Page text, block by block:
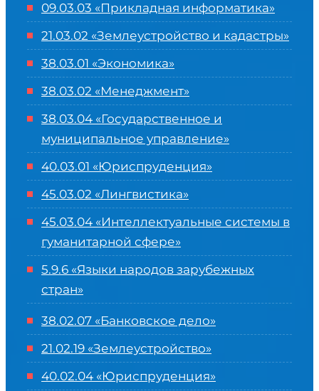
09.03.03 «Прикладная информатика»
21.03.02 «Землеустройство и кадастры»
38.03.01 «Экономика»
38.03.02 «Менеджмент»
38.03.04 «Государственное и
муниципальное управление»
40.03.01 «Юриспруденция»
45.03.02 «Лингвистика»
45.03.04 «Интеллектуальные системы в
гуманитарной сфере»
5.9.6 «Языки народов зарубежных
стран»
38.02.07 «Банковское дело»
21.02.19 «Землеустройство»
40.02.04 «Юриспруденция»